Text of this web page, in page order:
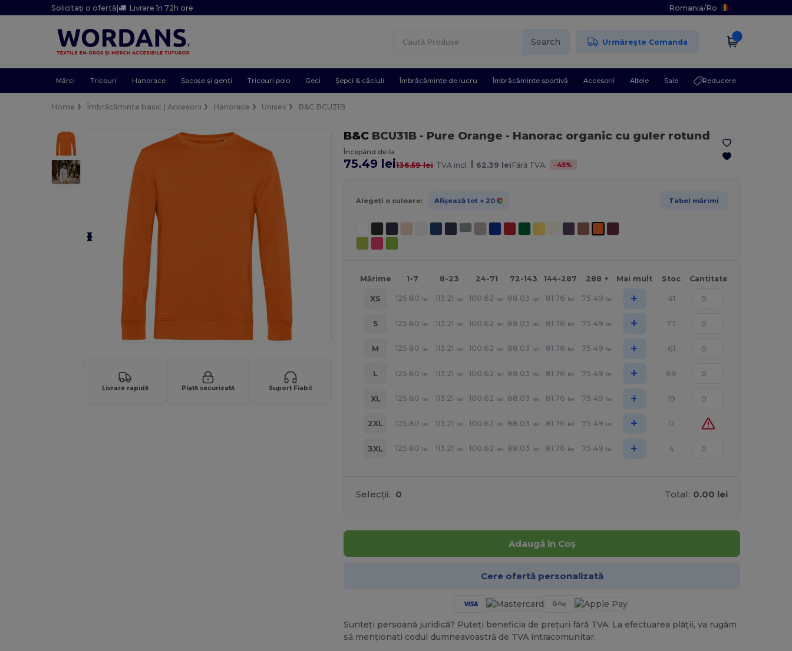
Solicitați o ofertă| Livrare în 72h ore Romania/Ro
Search Urmărește Comanda
Mărci Tricouri Hanorace Sacoșe și genți Tricouri polo Geci Șepci & căciuli Îmbrăcăminte de lucru Îmbrăcăminte sportivă Accesorii Altele Sale Reducere
Home Îmbrăcăminte basic | Accesorii Hanorace Unisex B&C BCU31B
Livrare rapidă Plată securizată Suport Fiabil
B&CBCU31B - Pure Orange - Hanorac organic cu guler rotund
Începând de la
75.49 lei136.59 lei TVA incl. | 62.39 lei Fără TVA. -45%
Alegeți o culoare: Afișează tot + 20 Tabel mărimi
Mărime 1-7 8-23 24-71 72-143 144-287 288 + Mai mult Stoc Cantitate
XS 125.80 lei 113.21 lei 100.62 lei 88.03 lei 81.76 lei 75.49 lei + 41
S 125.80 lei 113.21 lei 100.62 lei 88.03 lei 81.76 lei 75.49 lei + 77
M 125.80 lei 113.21 lei 100.62 lei 88.03 lei 81.76 lei 75.49 lei + 61
L 125.80 lei 113.21 lei 100.62 lei 88.03 lei 81.76 lei 75.49 lei + 69
XL 125.80 lei 113.21 lei 100.62 lei 88.03 lei 81.76 lei 75.49 lei + 19
2XL 125.80 lei 113.21 lei 100.62 lei 88.03 lei 81.76 lei 75.49 lei + 0
3XL 125.80 lei 113.21 lei 100.62 lei 88.03 lei 81.76 lei 75.49 lei + 4
Selecții: 0 Total: 0.00 lei
Adaugă în Coș
Cere ofertă personalizată
Sunteți persoană juridică? Puteți beneficia de prețuri fără TVA. La efectuarea plății, va rugăm
să menționati codul dumneavoastră de TVA intracomunitar.